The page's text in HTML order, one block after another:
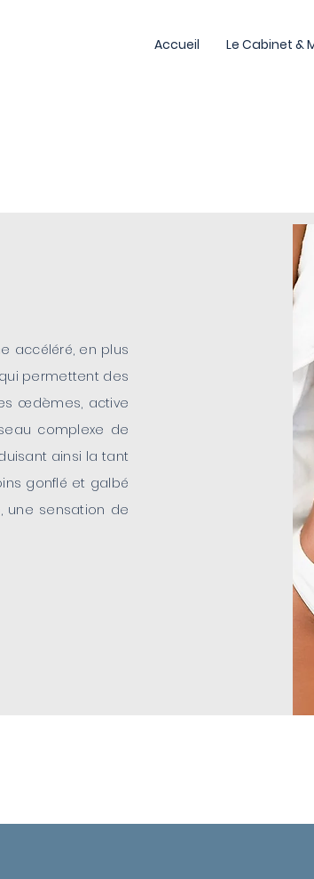
Accueil Le Cabinet &
accéléré, en plus
permettent des
œdèmes, active
complexe de
ainsi la tant
gonflé et galbé
une sensation de